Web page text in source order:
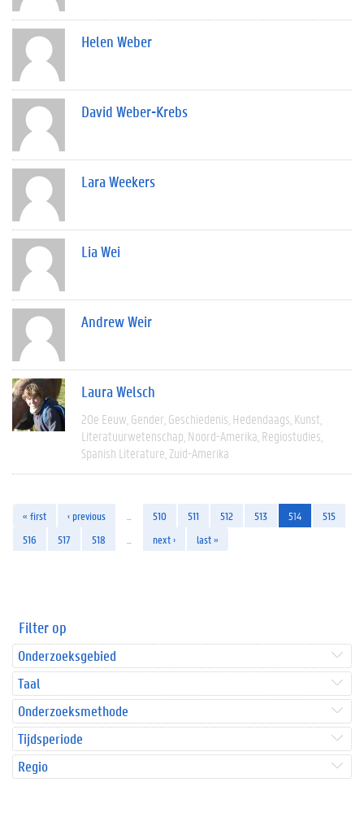
Helen Weber
David Weber-Krebs
Lara Weekers
Lia Wei
Andrew Weir
Laura Welsch
20e Eeuw Gender Geschiedenis Hedendaags Kunst
Literatuurwetenschap Noord-Amerika Regiostudies
Spanish Literature Zuid-Amerika
« first ‹ previous 510 511 512 513 514
515
516
517 518 next › last »
Filter op
Onderzoeksgebied
Taal
Onderzoeksmethode
Tijdsperiode
Regio